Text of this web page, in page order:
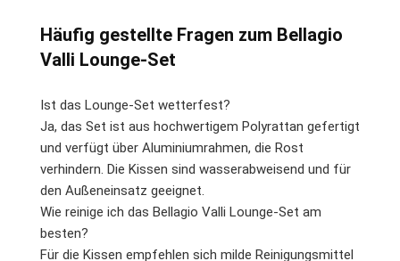
Häufig gestellte Fragen zum Bellagio
Valli Lounge-Set
Ist das Lounge-Set wetterfest?
Ja, das Set ist aus hochwertigem Polyrattan gefertigt
und verfügt über Aluminiumrahmen, die Rost
verhindern. Die Kissen sind wasserabweisend und für
den Außeneinsatz geeignet.
Wie reinige ich das Bellagio Valli Lounge-Set am
besten?
Für die Kissen empfehlen sich milde Reinigungsmittel